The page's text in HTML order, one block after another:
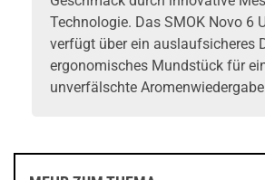
Technologie. Das SMOK Novo 6
verfügt über ein auslaufsicheres
ergonomisches Mundstück für
unverfälschte